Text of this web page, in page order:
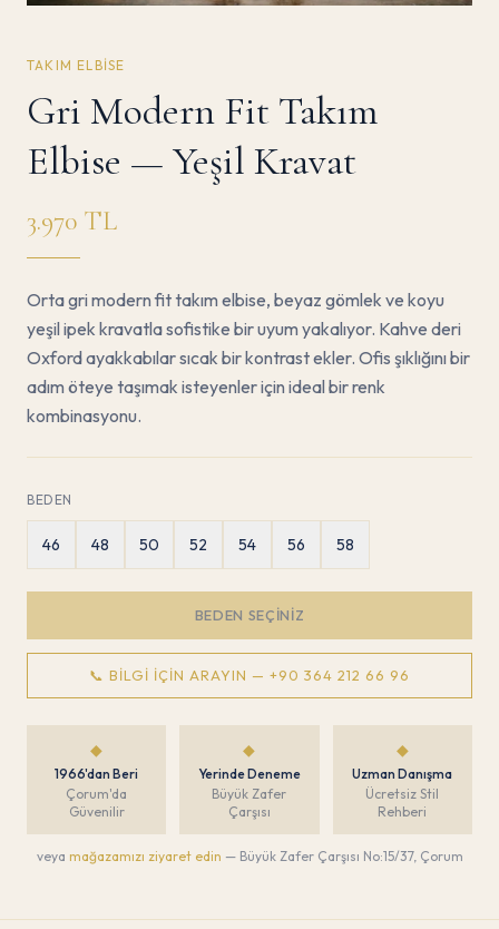
TAKIM ELBISE
Gri Modern Fit Takım
Elbise — Yeşil Kravat
3.970 TL
Orta gri modern fit takım elbise, beyaz gömlek ve koyu
yeşil ipek kravatla sofistike bir uyum yakalıyor. Kahve deri
Oxford ayakkabılar sıcak bir kontrast ekler. Ofis şıklığını bir
adım öteye taşımak isteyenler için ideal bir renk
kombinasyonu.
BEDEN
46 48 50 52 54 56 58
BEDEN SEÇINIZ
📞 BILGI İÇIN ARAYIN —+90 364 212 66 96
◆
1966'dan Beri
Çorum'da
Güvenilir
◆
Yerinde Deneme
Büyük Zafer
Çarşısı
◆
Uzman Danışma
Ücretsiz Stil
Rehberi
veya mağazamızı ziyaret edin — Büyük Zafer Çarşısı No:15/37, Çorum